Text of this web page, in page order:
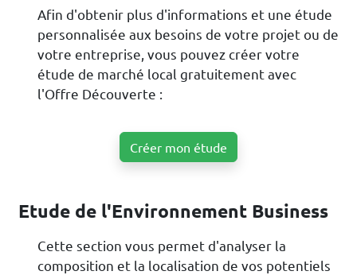
Afin d'obtenir plus d'informations et une étude
personnalisée aux besoins de votre projet ou de
votre entreprise, vous pouvez créer votre
étude de marché local gratuitement avec
l'Offre Découverte :
Créer mon étude
Etude de l'Environnement Business
Cette section vous permet d'analyser la
composition et la localisation de vos potentiels